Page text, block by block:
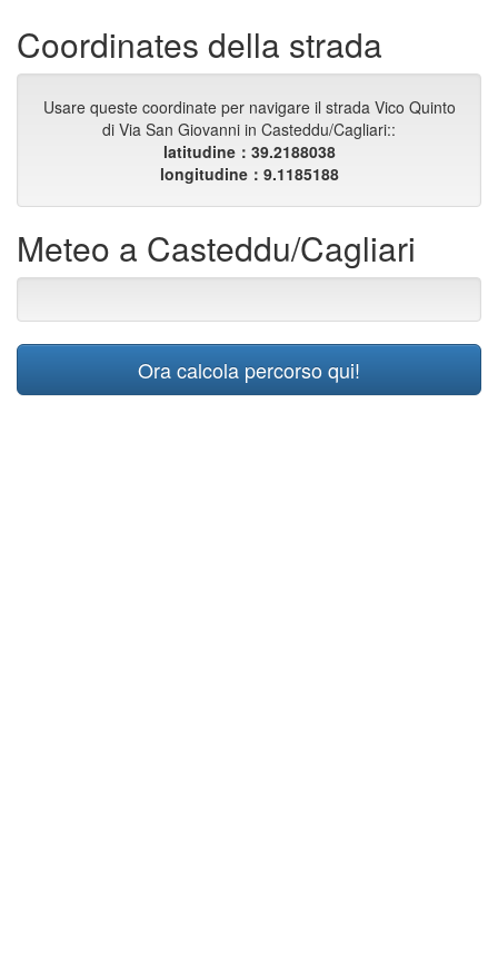
Coordinates della strada
Usare queste coordinate per navigare il strada Vico Quinto
di Via San Giovanni in Casteddu/Cagliari::
latitudine：39.2188038
longitudine：9.1185188
Meteo a Casteddu/Cagliari
Ora calcola percorso qui!